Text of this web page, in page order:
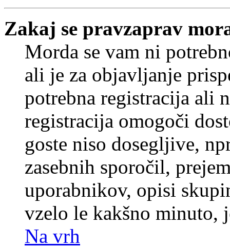
Zakaj se pravzaprav
Morda se vam ni
ali je za objavljanje
potrebna registracija ali
registracija omogoči
goste niso dosegljive,
zasebnih sporočil,
uporabnikov, opisi
vzelo le kakšno minuto,
Na vrh